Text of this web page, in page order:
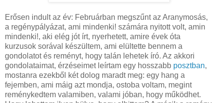
Erősen indult az év: Februárban megszűnt az Aranymosás,
a regénypályázat, ami mindenki! számára nyitott volt, amin
mindenki!, aki elég jót írt, nyerhetett, amire évek óta
kurzusok sorával készültem, ami elültette bennem a
gondolatot és reményt, hogy talán lehetek író. Az akkori
gondolataimat, érzéseimet leírtam egy hosszabb posztban,
mostanra ezekből két dolog maradt meg: egy hang a
fejemben, ami máig azt mondja, ostoba voltam, megint
reménykedtem valamiben, valami jóban, hogy működhet.